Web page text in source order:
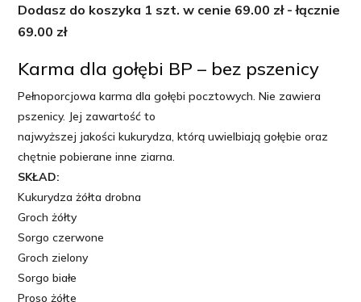
Karma
gołębi
Dodasz do koszyka 1 szt. w cenie 69.00 zł - łącznie
69.00 zł
Karma dla gołębi BP – bez pszenicy
Pełnoporcjowa karma dla gołębi pocztowych. Nie zawiera
pszenicy. Jej zawartość to
najwyższej jakości kukurydza, którą uwielbiają gołębie oraz
chętnie pobierane inne ziarna.
SKŁAD:
Kukurydza żółta drobna
Groch żółty
Sorgo czerwone
Groch zielony
Sorgo białe
Proso żółte